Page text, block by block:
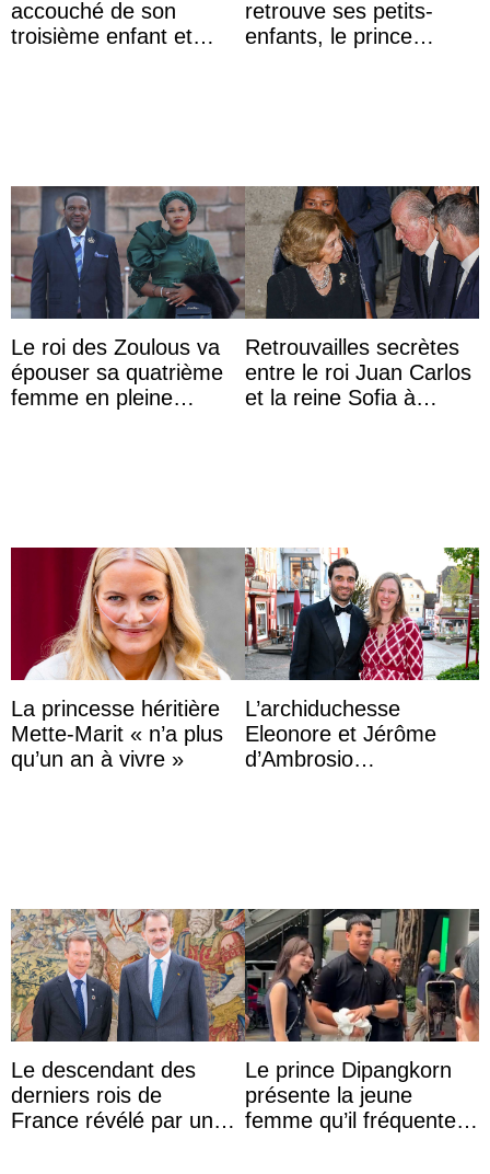
accouché de son
troisième enfant et
retrouve ses petits-
enfants, le prince
Le roi des Zoulous va
épouser sa quatrième
femme en pleine
Retrouvailles secrètes
entre le roi Juan Carlos
et la reine Sofia à
La princesse héritière
Mette-Marit « n’a plus
qu’un an à vivre »
L’archiduchesse
Eleonore et Jérôme
d’Ambrosio
Le descendant des
derniers rois de
France révélé par un
Le prince Dipangkorn
présente la jeune
femme qu’il fréquente à